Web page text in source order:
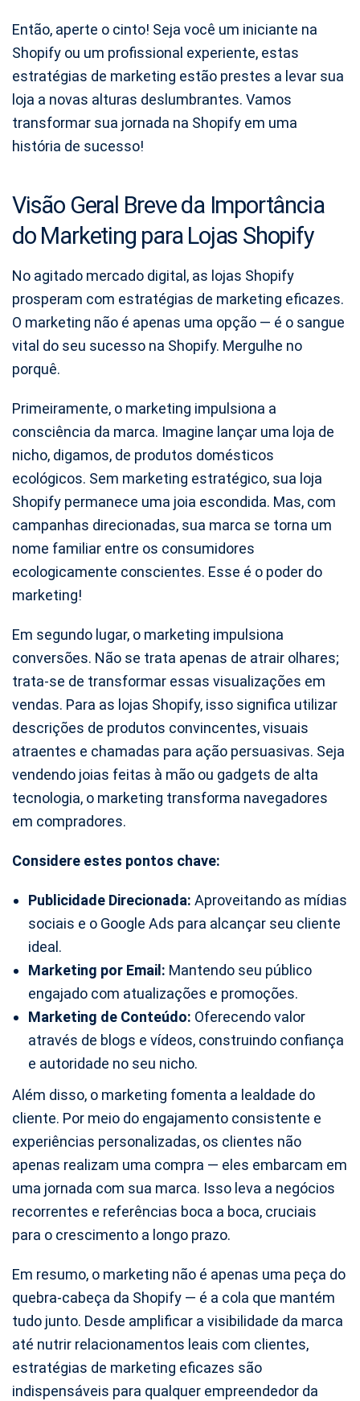
Então, aperte o cinto! Seja você um iniciante na
Shopify ou um profissional experiente, estas
estratégias de marketing estão prestes a levar sua
loja a novas alturas deslumbrantes. Vamos
transformar sua jornada na Shopify em uma
história de sucesso!
Visão Geral Breve da Importância
do Marketing para Lojas Shopify
No agitado mercado digital, as lojas Shopify
prosperam com estratégias de marketing eficazes.
O marketing não é apenas uma opção — é o sangue
vital do seu sucesso na Shopify. Mergulhe no
porquê.
Primeiramente, o marketing impulsiona a
consciência da marca. Imagine lançar uma loja de
nicho, digamos, de produtos domésticos
ecológicos. Sem marketing estratégico, sua loja
Shopify permanece uma joia escondida. Mas, com
campanhas direcionadas, sua marca se torna um
nome familiar entre os consumidores
ecologicamente conscientes. Esse é o poder do
marketing!
Em segundo lugar, o marketing impulsiona
conversões. Não se trata apenas de atrair olhares;
trata-se de transformar essas visualizações em
vendas. Para as lojas Shopify, isso significa utilizar
descrições de produtos convincentes, visuais
atraentes e chamadas para ação persuasivas. Seja
vendendo joias feitas à mão ou gadgets de alta
tecnologia, o marketing transforma navegadores
em compradores.
Considere estes pontos chave:
Publicidade Direcionada: Aproveitando as mídias
sociais e o Google Ads para alcançar seu cliente
ideal.
Marketing por Email: Mantendo seu público
engajado com atualizações e promoções.
Marketing de Conteúdo: Oferecendo valor
através de blogs e vídeos, construindo confiança
e autoridade no seu nicho.
Além disso, o marketing fomenta a lealdade do
cliente. Por meio do engajamento consistente e
experiências personalizadas, os clientes não
apenas realizam uma compra — eles embarcam em
uma jornada com sua marca. Isso leva a negócios
recorrentes e referências boca a boca, cruciais
para o crescimento a longo prazo.
Em resumo, o marketing não é apenas uma peça do
quebra-cabeça da Shopify — é a cola que mantém
tudo junto. Desde amplificar a visibilidade da marca
até nutrir relacionamentos leais com clientes,
estratégias de marketing eficazes são
indispensáveis para qualquer empreendedor da